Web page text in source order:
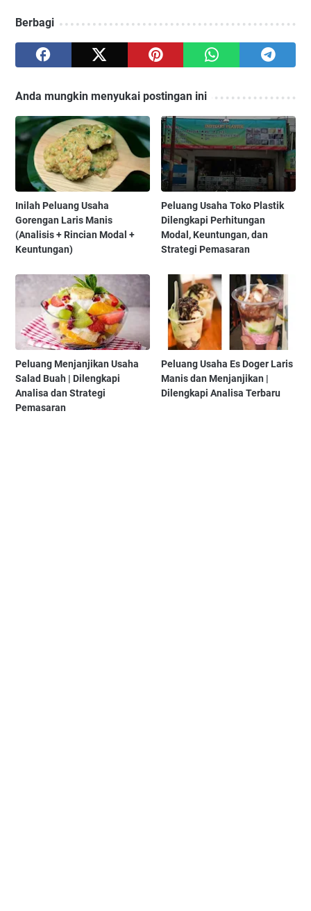
Berbagi
Anda mungkin menyukai postingan ini
Inilah Peluang Usaha
Gorengan Laris Manis
(Analisis + Rincian Modal +
Keuntungan)
Peluang Usaha Toko Plastik
Dilengkapi Perhitungan
Modal, Keuntungan, dan
Strategi Pemasaran
Peluang Menjanjikan Usaha
Salad Buah | Dilengkapi
Analisa dan Strategi
Pemasaran
Peluang Usaha Es Doger Laris
Manis dan Menjanjikan |
Dilengkapi Analisa Terbaru